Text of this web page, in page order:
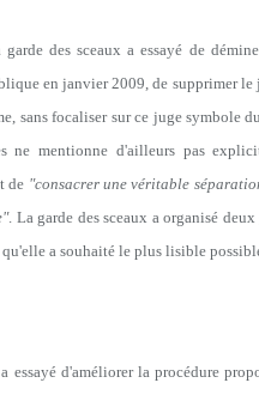
des sceaux a essayé de
en janvier 2009, de supprimer
sans focaliser sur ce juge symbole
ne mentionne d'ailleurs pas
de "consacrer une véritable
. La garde des sceaux a organisé
a souhaité le plus lisible
essayé d'améliorer la procédure